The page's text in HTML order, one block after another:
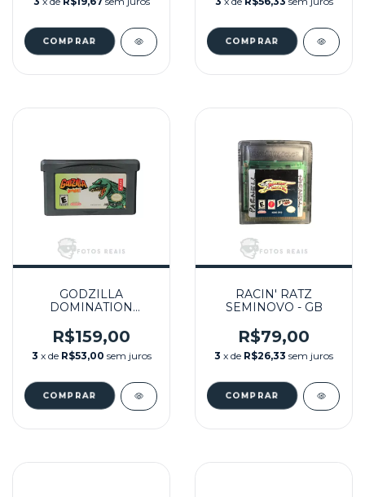
GODZILLA
DOMINATION
R$159,00
3 x de R$53,00 sem juros
RACIN' RATZ
SEMINOVO - GB
R$79,00
3 x de R$26,33 sem juros